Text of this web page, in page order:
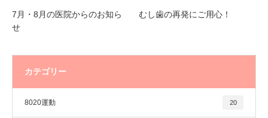
7月・8月の医院からのお知ら
せ
むし歯の再発にご用心！
カテゴリー
8020運動 20